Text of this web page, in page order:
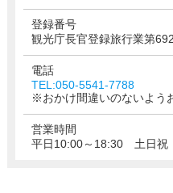
登録番号
観光庁長官登録旅行業第
電話
TEL:050-5541-7788
※おかけ間違いのないよう
営業時間
平日10:00～18:30 土日祝